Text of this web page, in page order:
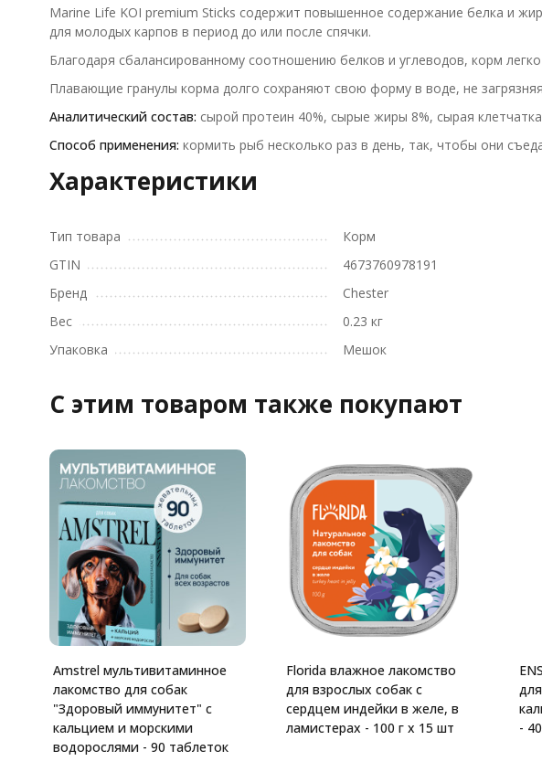
Marine Life KOI premium Sticks содержит повышенное содержание белка и
для молодых карпов в период до или после спячки.
Благодаря сбалансированному соотношению белков и углеводов, корм
Плавающие гранулы корма долго сохраняют свою форму в воде, не
Аналитический состав: сырой протеин 40%, сырые жиры 8%, сырая клетчатка
Способ применения: кормить рыб несколько раз в день, так, чтобы они
Характеристики
Тип товара
Корм
GTIN
4673760978191
Бренд
Chester
Вес
0.23 кг
Упаковка
Мешок
C этим товаром также покупают
Amstrel мультивитаминное
лакомство для собак
"Здоровый иммунитет" с
кальцием и морскими
водорослями - 90 таблеток
Florida влажное лакомство
для взрослых собак с
сердцем индейки в желе, в
ламистерах - 100 г х 15 шт
-